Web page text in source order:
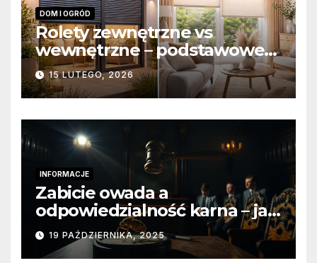
DOM I OGRÓD
Rolety zewnętrzne vs
wewnętrzne – podstawowe
różnice konstrukcyjne i
funkcjonalne
15 LUTEGO, 2026
INFORMACJE
Zabicie owada a
odpowiedzialność karna – jak
wygląda to w praktyce?
19 PAŹDZIERNIKA, 2025